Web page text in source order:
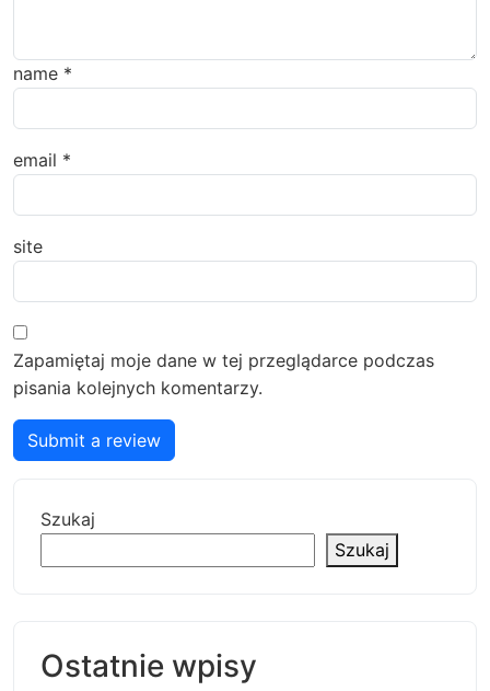
name *
email *
site
Zapamiętaj moje dane w tej przeglądarce podczas
pisania kolejnych komentarzy.
Submit a review
Szukaj
Szukaj
Ostatnie wpisy